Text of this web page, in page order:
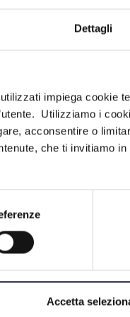
Dettagli
impiega cookie
Utilizziamo i
acconsentire o
che ti invitiamo
Accetta
durante gli
ormai obsolete.
limitavano la
inoltre, lo
di Indirizzo
in tempo di pioggia.
di incrementare
utilizzo dei volumi
della Romagna